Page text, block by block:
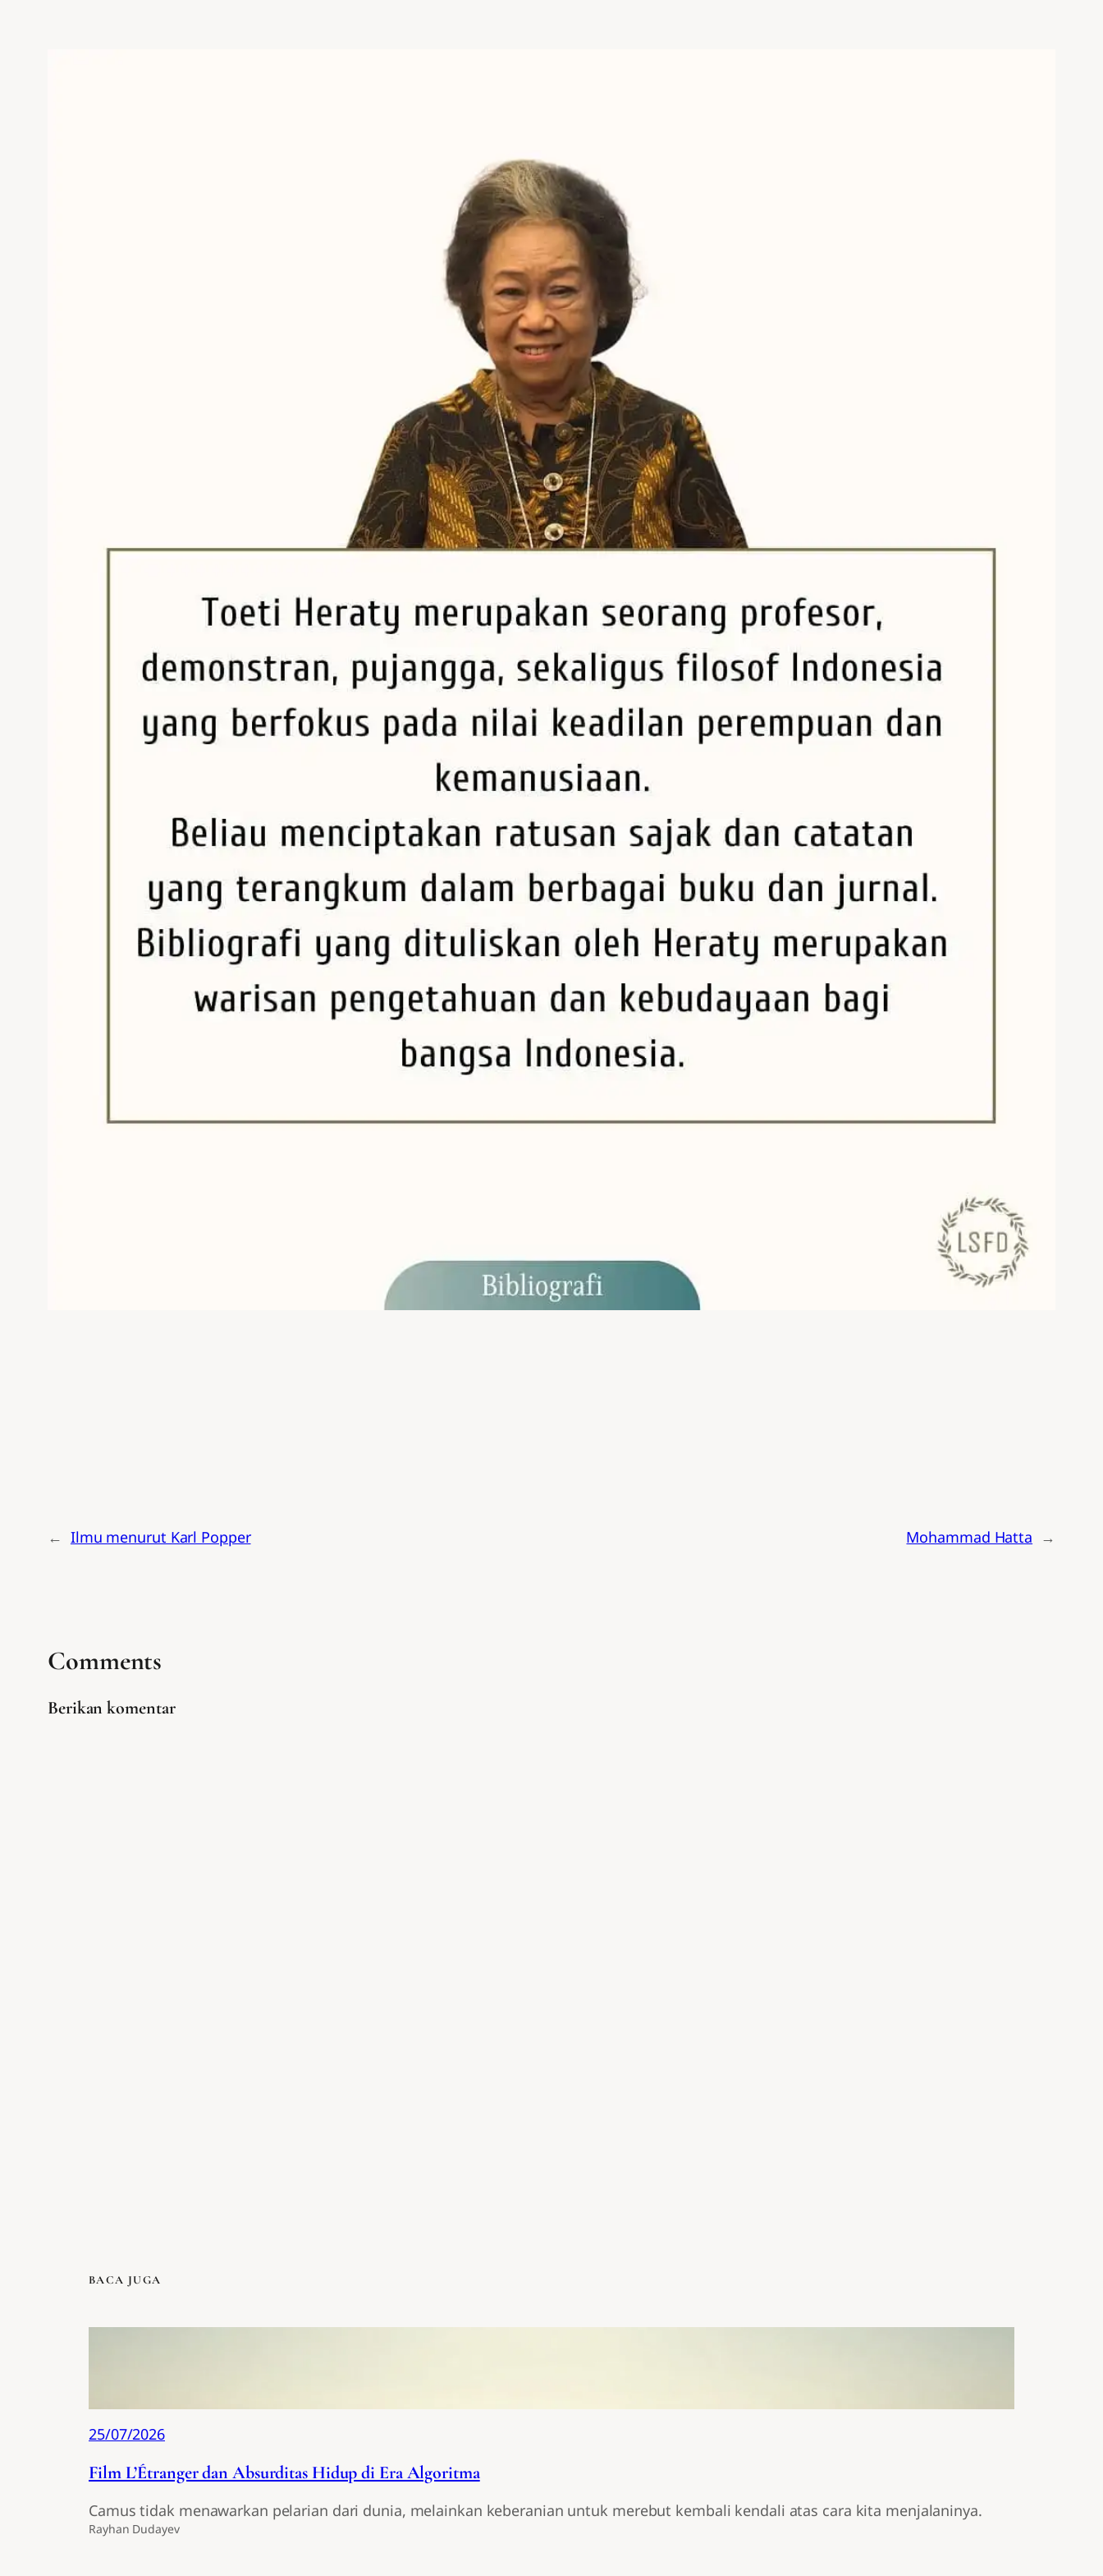
← Ilmu menurut Karl Popper Mohammad Hatta →
Comments
Berikan komentar
BACA JUGA
25/07/2026
Film L’Étranger dan Absurditas Hidup di Era Algoritma
Camus tidak menawarkan pelarian dari dunia, melainkan keberanian untuk merebut kembali kendali atas cara kita menjalaninya.
Rayhan Dudayev